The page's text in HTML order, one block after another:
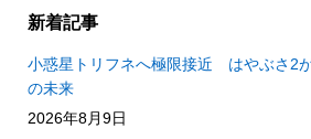
新着記事
小惑星トリフネへ極限接近 はやぶさ2
の未来
2026年8月9日